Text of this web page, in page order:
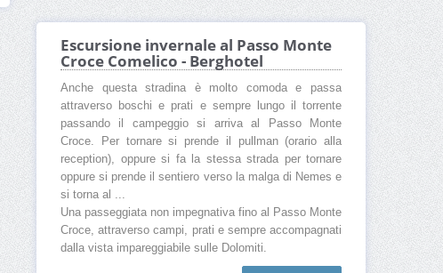
Escursione invernale al Passo Monte
Croce Comelico - Berghotel
Anche questa stradina è molto comoda e passa
attraverso boschi e prati e sempre lungo il torrente
passando il campeggio si arriva al Passo Monte
Croce. Per tornare si prende il pullman (orario alla
reception), oppure si fa la stessa strada per tornare
oppure si prende il sentiero verso la malga di Nemes e
si torna al ...
Una passeggiata non impegnativa fino al Passo Monte
Croce, attraverso campi, prati e sempre accompagnati
dalla vista impareggiabile sulle Dolomiti.